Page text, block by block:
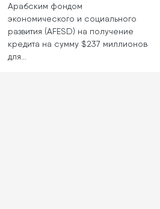
Арабским фондом
экономического и социального
развития (AFESD) на получение
кредита на сумму $237 миллионов
для…